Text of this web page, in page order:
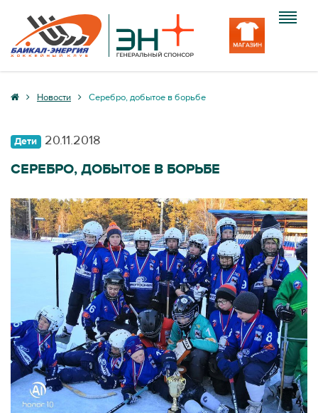
Клуб
Вход
Новости Серебро, добытое в борьбе
Дети 20.11.2018
СЕРЕБРО, ДОБЫТОЕ В БОРЬБЕ